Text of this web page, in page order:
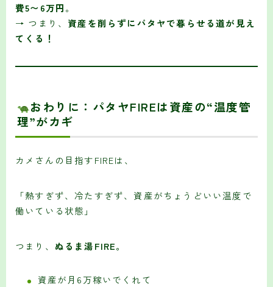
費5〜6万円。
→ つまり、 資産を削らずにパタヤで暮らせる道が見え
てくる！
おわりに：パタヤFIREは資産の“温度管
理”がカギ
カメさんの目指すFIREは、
「熱すぎず、冷たすぎず、資産がちょうどいい温度で
働いている状態」
つまり、 ぬるま湯FIRE。
資産が月6万稼いでくれて